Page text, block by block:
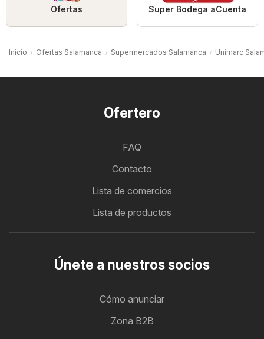
Ofertas Super Bodega aCuenta
Inicio Ofertas Salamanca Supermercados Salamanca Unimarc
Ofertero
FAQ
Contacto
Lista de comercios
Lista de productos
Únete a nuestros socios
Cómo anunciar
Zona B2B